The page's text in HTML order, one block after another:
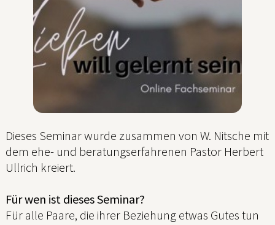
Dieses Seminar wurde zusammen von W. Nitsche mit
dem ehe- und beratungserfahrenen Pastor Herbert
Ullrich kreiert.
Für wen ist dieses Seminar?
Für alle Paare, die ihrer Beziehung etwas Gutes tun